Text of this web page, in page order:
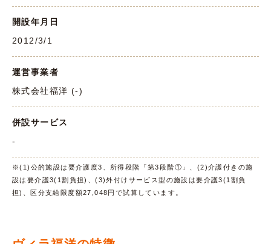
開設年月日
2012/3/1
運営事業者
株式会社福洋 (-)
併設サービス
-
※(1)公的施設は要介護度3、所得段階「第3段階①」、(2)介護付きの施
設は要介護3(1割負担)、(3)外付けサービス型の施設は要介護3(1割負
担)、区分支給限度額27,048円で試算しています。